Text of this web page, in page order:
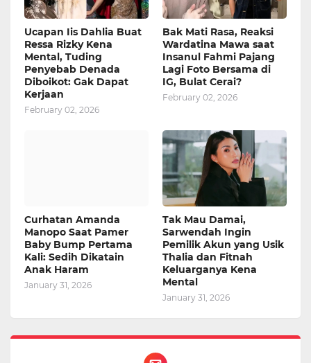
Ucapan Iis Dahlia Buat
Ressa Rizky Kena
Mental, Tuding
Penyebab Denada
Diboikot: Gak Dapat
Kerjaan
February 02, 2026
Bak Mati Rasa, Reaksi
Wardatina Mawa saat
Insanul Fahmi Pajang
Lagi Foto Bersama di
IG, Bulat Cerai?
February 02, 2026
Curhatan Amanda
Manopo Saat Pamer
Baby Bump Pertama
Kali: Sedih Dikatain
Anak Haram
January 31, 2026
Tak Mau Damai,
Sarwendah Ingin
Pemilik Akun yang Usik
Thalia dan Fitnah
Keluarganya Kena
Mental
January 31, 2026